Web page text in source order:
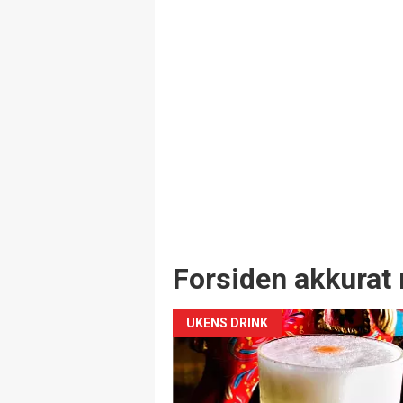
Forsiden akkurat
UKENS DRINK